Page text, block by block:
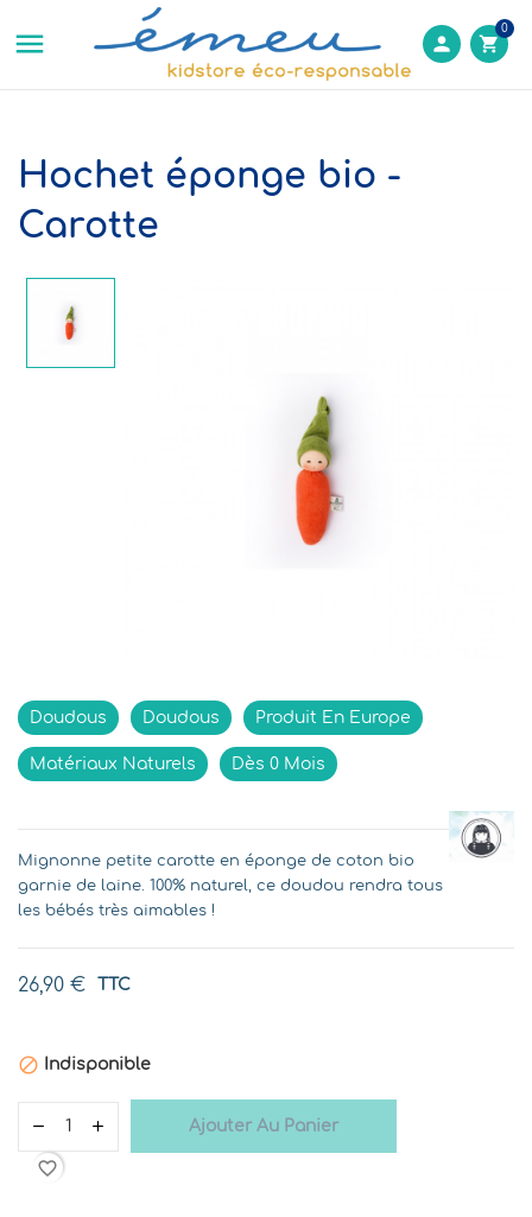
 person shopping_cart
0
Hochet éponge bio -
Carotte
Doudous Doudous Produit En Europe
Matériaux Naturels Dès 0 Mois
Mignonne petite carotte en éponge de coton bio
garnie de laine. 100% naturel, ce doudou rendra tous
les bébés très aimables !
26,90 € TTC
 Indisponible
Ajouter Au Panier
favorite_border